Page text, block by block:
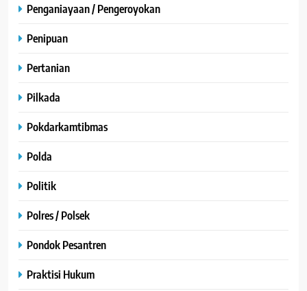
Penganiayaan / Pengeroyokan
Penipuan
Pertanian
Pilkada
Pokdarkamtibmas
Polda
Politik
Polres / Polsek
Pondok Pesantren
Praktisi Hukum